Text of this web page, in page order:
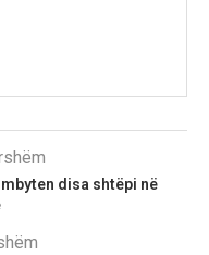
disa shtëpi në